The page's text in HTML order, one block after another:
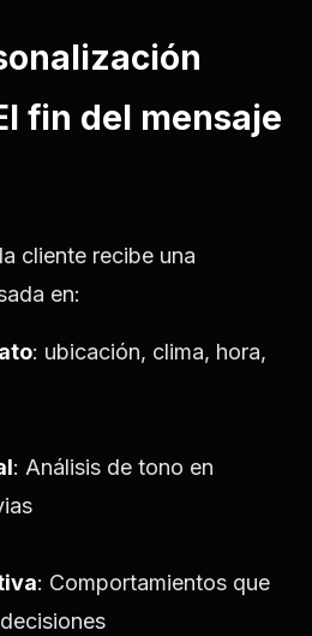
fin del mensaje
cliente recibe una
en:
: ubicación, clima, hora,
: Análisis de tono en
: Comportamientos que